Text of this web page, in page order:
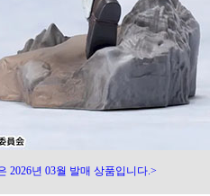
2026년 03월 발매 상품입니다.>